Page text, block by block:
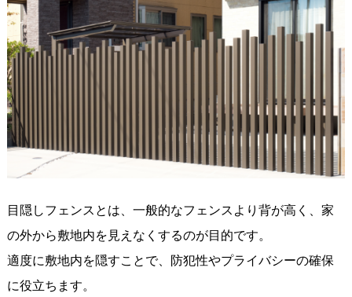
目隠しフェンスとは、一般的なフェンスより背が高く、家
の外から敷地内を見えなくするのが目的です。
適度に敷地内を隠すことで、防犯性やプライバシーの確保
に役立ちます。